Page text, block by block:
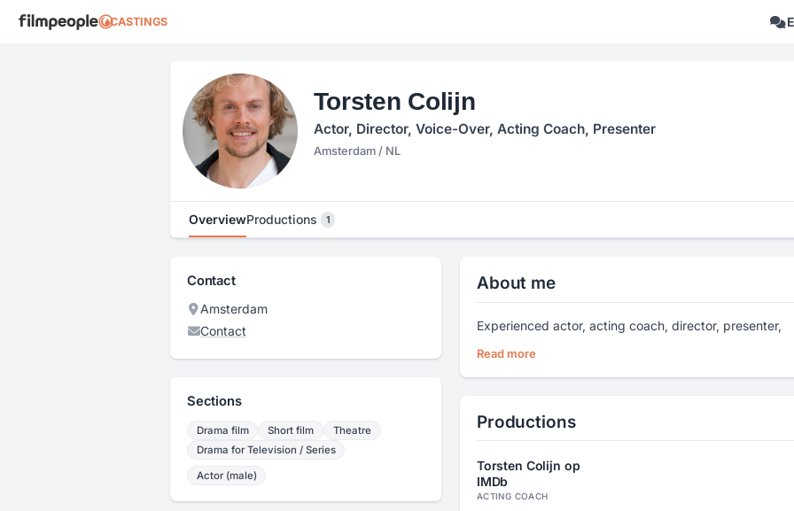
CASTINGS
Torsten Colijn
Actor, Director, Voice-Over, Acting Coach, Presenter
Amsterdam / NL
OverviewProductions 1
Contact
Amsterdam
Contact
Sections
Drama film Short film
Theatre
Drama for Television / Series
Actor (male)
About me
Experienced actor, acting coach, director, presenter,
Read more
Productions
Torsten Colijn op
IMDb
ACTING COACH